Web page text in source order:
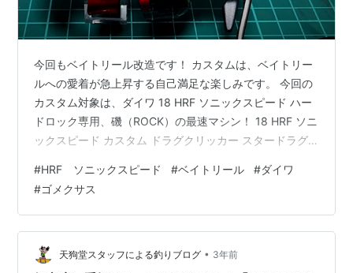
今回もベイトリール改造です！ カスタムは、ベイトリー
ルへの愛着が急上昇する自己満足な楽しみです。 今回の
カスタム対象は、ダイワ 18 HRF ソニックスピード ハー
ドロック専用、磯（ROCK）の最速マシン！ 18 HRF ソニ
ックスピード カスタム ドラグクリッカー スタードラグ
ド 18 HRF ソニックスピードは大好きな根魚の専用機と
して、スプール交換で飛距離も確保でき、かなり気に入
っています。不満点というか、いつものカスタムと同じ
内容ですが、パーツ交換的なカスタムを行いました。 18
HRF ソニックスピードをフルアーマー化す…
#HRF ソニックスピード #ベイトリール #ダイワ
#ゴメクサス
天狗堂スタッフによる釣りブログ • 3年前